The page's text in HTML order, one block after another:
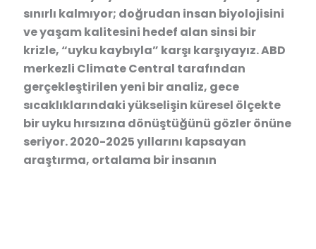
sınırlı kalmıyor; doğrudan insan biyolojisini
ve yaşam kalitesini hedef alan sinsi bir
krizle, “uyku kaybıyla” karşı karşıyayız. ABD
merkezli Climate Central tarafından
gerçekleştirilen yeni bir analiz, gece
sıcaklıklarındaki yükselişin küresel ölçekte
bir uyku hırsızına dönüştüğünü gözler önüne
seriyor. 2020-2025 yıllarını kapsayan
araştırma, ortalama bir insanın